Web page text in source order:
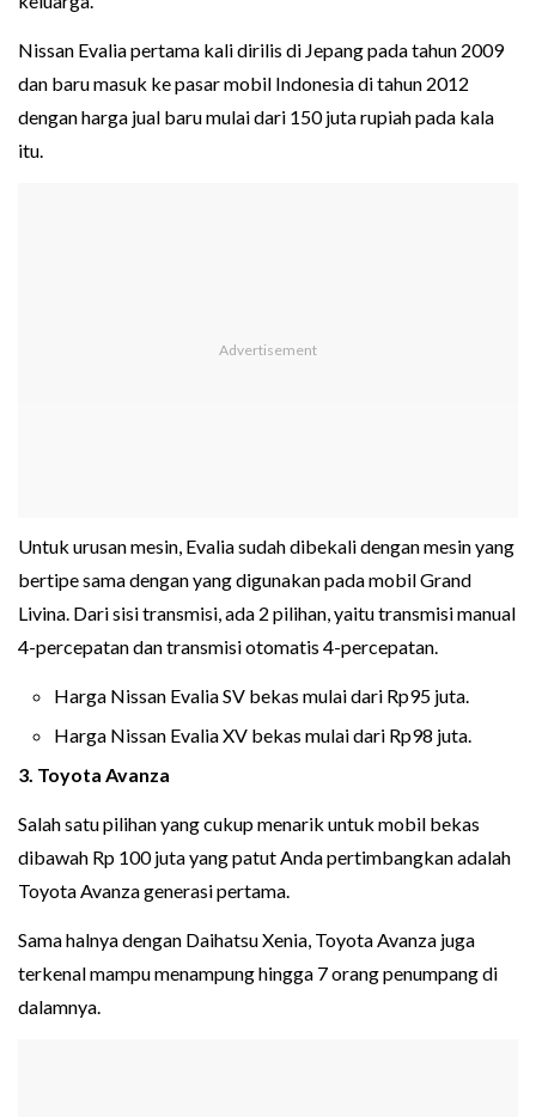
Nissan Evalia pertama kali dirilis di Jepang pada tahun 2009
dan baru masuk ke pasar mobil Indonesia di tahun 2012
dengan harga jual baru mulai dari 150 juta rupiah pada kala
itu.
Untuk urusan mesin, Evalia sudah dibekali dengan mesin yang
bertipe sama dengan yang digunakan pada mobil Grand
Livina. Dari sisi transmisi, ada 2 pilihan, yaitu transmisi manual
4-percepatan dan transmisi otomatis 4-percepatan.
Harga Nissan Evalia SV bekas mulai dari Rp95 juta.
Harga Nissan Evalia XV bekas mulai dari Rp98 juta.
3. Toyota Avanza
Salah satu pilihan yang cukup menarik untuk mobil bekas
dibawah Rp 100 juta yang patut Anda pertimbangkan adalah
Toyota Avanza generasi pertama.
Sama halnya dengan Daihatsu Xenia, Toyota Avanza juga
terkenal mampu menampung hingga 7 orang penumpang di
dalamnya.